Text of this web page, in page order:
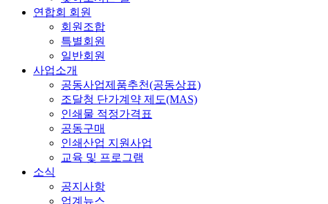
연합회 회원
회원조합
특별회원
일반회원
사업소개
공동사업제품추천(공동상표)
조달청 단가계약 제도(MAS)
인쇄물 적정가격표
공동구매
인쇄산업 지원사업
교육 및 프로그램
소식
공지사항
업계뉴스